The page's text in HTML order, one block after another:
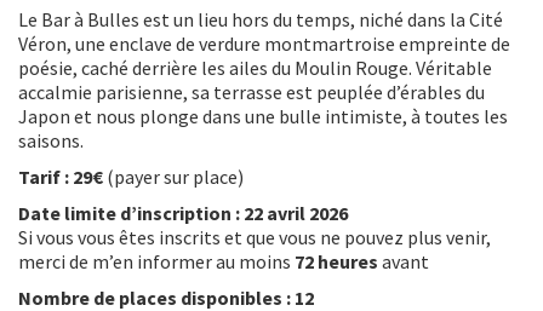
Le Bar à Bulles est un lieu hors du temps, niché dans la Cité
Véron, une enclave de verdure montmartroise empreinte de
poésie, caché derrière les ailes du Moulin Rouge. Véritable
accalmie parisienne, sa terrasse est peuplée d’érables du
Japon et nous plonge dans une bulle intimiste, à toutes les
saisons.
Tarif : 29€ (payer sur place)
Date limite d’inscription : 22 avril 2026
Si vous vous êtes inscrits et que vous ne pouvez plus venir,
merci de m’en informer au moins 72 heures avant
Nombre de places disponibles : 12